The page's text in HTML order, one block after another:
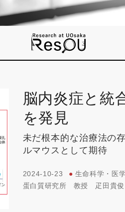
脳内炎症と統
を発見
未だ根本的な治療法の
ルマウスとして期待
2024-10-23 ● 生命科学・医
蛋白質研究所
教授 疋田貴俊